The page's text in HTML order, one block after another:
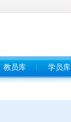
教员库 学员库